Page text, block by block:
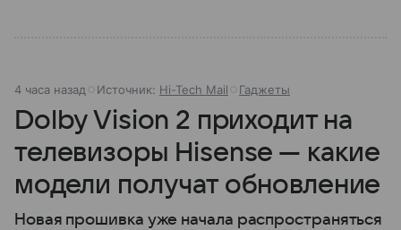
4 часа назад Источник: Hi-Tech Mail Гаджеты
Dolby Vision 2 приходит на
телевизоры Hisense — какие
модели получат обновление
Новая прошивка уже начала распространяться